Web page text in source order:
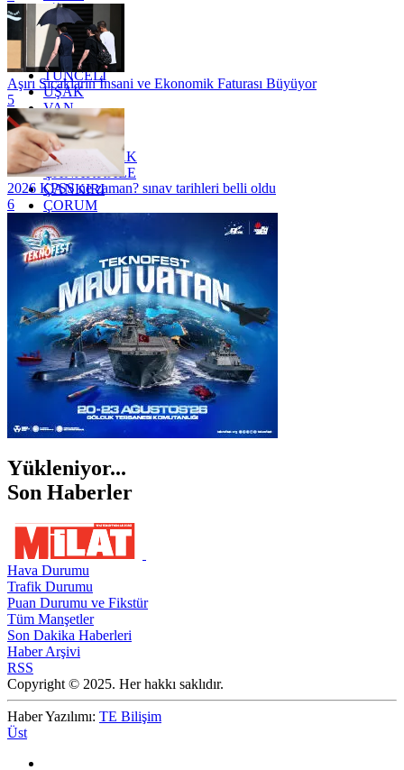
SİİRT
TEKİRDAĞ
TOKAT
TRABZON
TUNCELİ
UŞAK
VAN
YALOVA
YOZGAT
ZONGULDAK
ÇANAKKALE
ÇANKIRI
ÇORUM
İSTANBUL
İZMİR
ŞANLIURFA
ŞIRNAK
Aşırı Sıcakların İnsani ve Ekonomik Faturası Büyüyor
5
2026 KPSS ne zaman? sınav tarihleri belli oldu
6
Yükleniyor...
Son Haberler
Hava Durumu
Trafik Durumu
Puan Durumu ve Fikstür
Tüm Manşetler
Son Dakika Haberleri
Haber Arşivi
RSS
Copyright © 2025. Her hakkı saklıdır.
Haber Yazılımı: TE Bilişim
Üst